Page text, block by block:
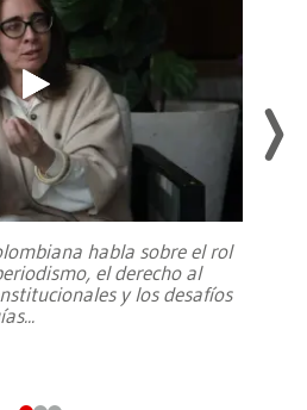
habla sobre el rol
el derecho al
y los desafíos
...